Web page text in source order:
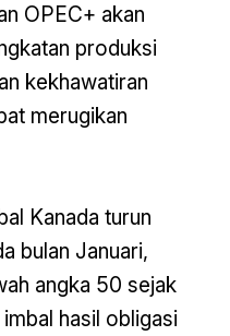
OPEC+ akan
produksi
kekhawatiran
merugikan
Kanada turun
bulan Januari,
angka 50 sejak
hasil obligasi